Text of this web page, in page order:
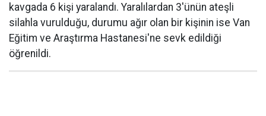
kavgada 6 kişi yaralandı. Yaralılardan 3'ünün ateşli
silahla vurulduğu, durumu ağır olan bir kişinin ise Van
Eğitim ve Araştırma Hastanesi'ne sevk edildiği
öğrenildi.